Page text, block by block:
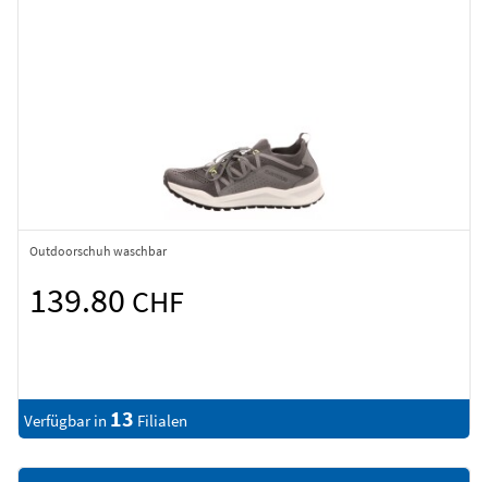
Outdoorschuh waschbar
139.80 CHF
Verfügbar in 13 Filialen